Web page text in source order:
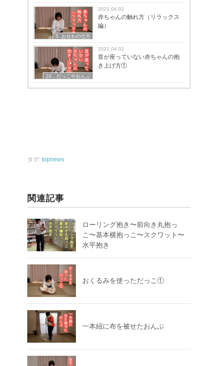
5. おせわの仕方
2021.04.02
赤ちゃんの触れ方（リラックス
編）
10．だっこやおんぶ
2021.04.02
首が座っていない赤ちゃんの抱
き上げ方①
タグ: topnews
関連記事
ローリング抱き〜前向き丸抱っ
こ〜基本横抱っこ〜スクワット〜
水平抱き
おくるみを使っただっこ①
一本紐に布を被せたおんぶ